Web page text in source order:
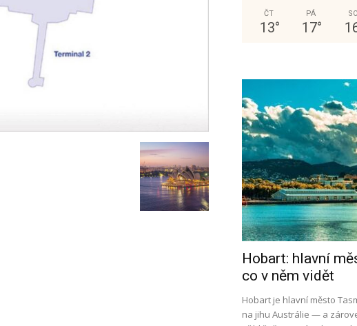
ČT
13°
PÁ
17°
SO
Hobart: hlavní
co v něm vidět
Hobart je hlavní město
na jihu Austrálie — a